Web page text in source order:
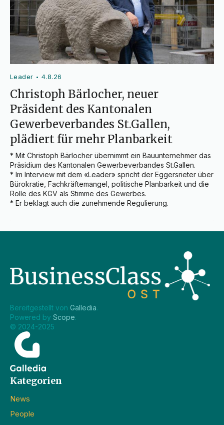
Leader •4.8.26
Christoph Bärlocher, neuer
Präsident des Kantonalen
Gewerbeverbandes St.Gallen,
plädiert für mehr Planbarkeit
* Mit Christoph Bärlocher übernimmt ein Bauunternehmer das
Präsidium des Kantonalen Gewerbeverbandes St.Gallen.
* Im Interview mit dem «Leader» spricht der Eggersrieter über
Bürokratie, Fachkräftemangel, politische Planbarkeit und die
Rolle des KGV als Stimme des Gewerbes.
* Er beklagt auch die zunehmende Regulierung.
Bereitgestellt von Galledia.
Powered by Scope.
© 2024-2025
Kategorien
News
People